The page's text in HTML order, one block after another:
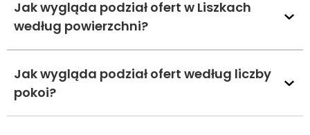
Jak wygląda podział ofert w Liszkach
według powierzchni?
Jak wygląda podział ofert według liczby
pokoi?